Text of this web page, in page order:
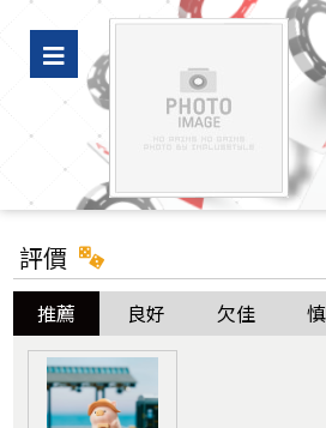
豪好看｜新屋裝潢、老屋翻新專家推薦，水
評價
推薦 良好 欠佳